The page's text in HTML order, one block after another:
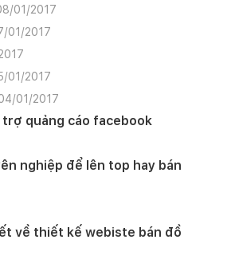
01/2017
01/2017
01/2017
01/2017
quảng cáo facebook
nghiệp để lên top hay bán
về thiết kế webiste bán đồ